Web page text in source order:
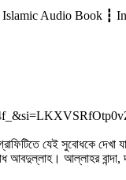
Islamic Audio Book ┇
যেই সুবোধকে দেখা
আবদুল্লাহ। আল্লাহর বান্দা,